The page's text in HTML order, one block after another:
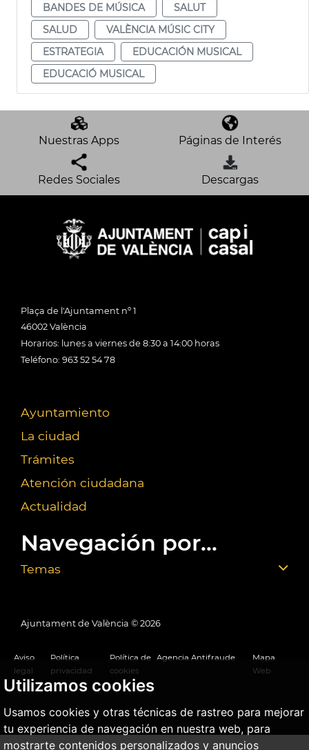
Utilizamos cookies
Usamos cookies y otras técnicas de rastreo para mejorar
tu experiencia de navegación en nuestra web, para
mostrarte contenidos personalizados y anuncios
BANDES DE MÚSICA
SALUT
SALUD
VALÈNCIA MÚSIC CITY
ESTRATEGIA
EDUCACIÓN MUSICAL
EDUCACIÓ MUSICAL
Nuestras Apps Páginas de Interés
Redes Sociales Descargas
Plaça de l'Ajuntament nº 1
46002 València
Horarios: lunes a viernes de 8:30 a 14:00 horas
Teléfono: 963 52 54 78
Ayuntamiento
La ciudad
Trámites
Atención ciudadana
Actualidad
Navegación por...
Temas
Ajuntament de València © 2026
Aviso
legal
Política
privacidad
Política de
cookies
Agencia Antifraude
Mapa
Web